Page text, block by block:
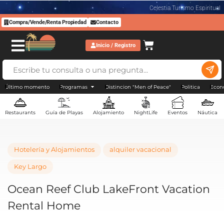
Celestia Turismo Espiritual
Compra/Vende/Renta Propiedad Contacto
Inicio / Registro
Último momento Programas Distincion "Men of Peace" Politica
Restaurants Guía de Playas Alojamiento NightLife Eventos Náutica
Hotelería y Alojamientos
Ocean Reef Club LakeFront